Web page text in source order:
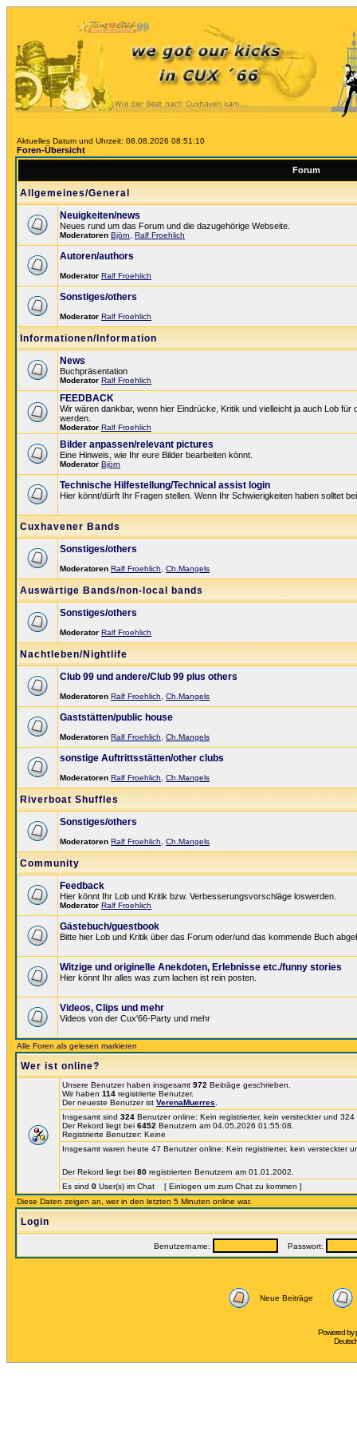
Aktuelles Datum und Uhrzeit: 08.08.2026 08:51:10
Foren-Übersicht
Forum
Allgemeines/General
Neuigkeiten/news
Neues rund um das Forum und die dazugehörige Webseite.
Moderatoren Björn Ralf Froehlich
Autoren/authors
Moderator Ralf Froehlich
Sonstiges/others
Moderator Ralf Froehlich
Informationen/Information
News
Buchpräsentation
Moderator Ralf Froehlich
FEEDBACK
Wir wären dankbar, wenn hier Eindrücke, Kritik und vielleicht ja auch Lob
werden.
Moderator Ralf Froehlich
Bilder anpassen/relevant pictures
Eine Hinweis, wie Ihr eure Bilder bearbeiten könnt.
Moderator Björn
Technische Hilfestellung/Technical assist login
Hier könnt/dürft Ihr Fragen stellen. Wenn Ihr Schwierigkeiten haben solltet
Cuxhavener Bands
Sonstiges/others
Moderatoren Ralf Froehlich Ch.Mangels
Auswärtige Bands/non-local bands
Sonstiges/others
Moderator Ralf Froehlich
Nachtleben/Nightlife
Club 99 und andere/Club 99 plus others
Moderatoren Ralf Froehlich Ch.Mangels
Gaststätten/public house
Moderatoren Ralf Froehlich Ch.Mangels
sonstige Auftrittsstätten/other clubs
Moderatoren Ralf Froehlich Ch.Mangels
Riverboat Shuffles
Sonstiges/others
Moderatoren Ralf Froehlich Ch.Mangels
Community
Feedback
Hier könnt Ihr Lob und Kritik bzw. Verbesserungsvorschläge loswerden.
Moderator Ralf Froehlich
Gästebuch/guestbook
Bitte hier Lob und Kritik über das Forum oder/und das kommende Buch
Witzige und originelle Anekdoten, Erlebnisse etc./funny stories
Hier könnt Ihr alles was zum lachen ist rein posten.
Videos, Clips und mehr
Videos von der Cux'66-Party und mehr
Alle Foren als gelesen markieren
Wer ist online?
Unsere Benutzer haben insgesamt 972 Beiträge geschrieben.
Wir haben 114 registrierte Benutzer.
Der neueste Benutzer ist VerenaMuerres
Insgesamt sind 324 Benutzer online: Kein registrierter, kein versteckter und
Der Rekord liegt bei 6452 Benutzern am 04.05.2026 01:55:08.
Registrierte Benutzer: Keine
Insgesamt waren heute 47 Benutzer online: Kein registrierter, kein versteckter
Der Rekord liegt bei 80 registrierten Benutzern am 01.01.2002.
Es sind 0 User(s) im Chat [ Einlogen um zum Chat zu kommen ]
Diese Daten zeigen an, wer in den letzten 5 Minuten online war.
Login
Benutzername: Passwort:
Neue Beiträge
Powered by